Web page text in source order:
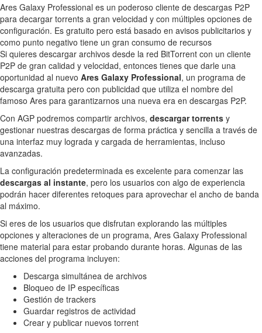
Ares Galaxy Professional es un poderoso cliente de descargas P2P
para decargar torrents a gran velocidad y con múltiples opciones de
configuración. Es gratuito pero está basado en avisos publicitarios y
como punto negativo tiene un gran consumo de recursos
Si quieres descargar archivos desde la red BitTorrent con un cliente
P2P de gran calidad y velocidad, entonces tienes que darle una
oportunidad al nuevo Ares Galaxy Professional, un programa de
descarga gratuita pero con publicidad que utiliza el nombre del
famoso Ares para garantizarnos una nueva era en descargas P2P.
Con AGP podremos compartir archivos, descargar torrents y
gestionar nuestras descargas de forma práctica y sencilla a través de
una interfaz muy lograda y cargada de herramientas, incluso
avanzadas.
La configuración predeterminada es excelente para comenzar las
descargas al instante, pero los usuarios con algo de experiencia
podrán hacer diferentes retoques para aprovechar el ancho de banda
al máximo.
Si eres de los usuarios que disfrutan explorando las múltiples
opciones y alteraciones de un programa, Ares Galaxy Professional
tiene material para estar probando durante horas. Algunas de las
acciones del programa incluyen:
Descarga simultánea de archivos
Bloqueo de IP específicas
Gestión de trackers
Guardar registros de actividad
Crear y publicar nuevos torrent